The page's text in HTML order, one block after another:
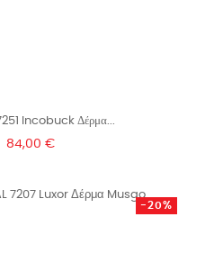
Incobuck Δέρμα...
Τιμή
84,00 €
-20%